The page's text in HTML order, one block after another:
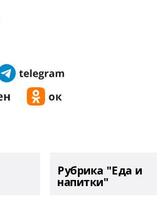
Рубрика "Еда и
напитки"